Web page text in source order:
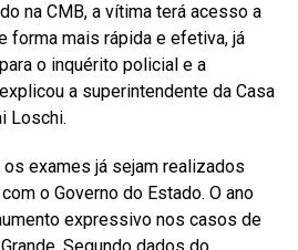
na CMB, a vítima terá acesso a
forma mais rápida e efetiva, já
o inquérito policial e a
a superintendente da Casa
Loschi.
exames já sejam realizados
o Governo do Estado. O ano
expressivo nos casos de